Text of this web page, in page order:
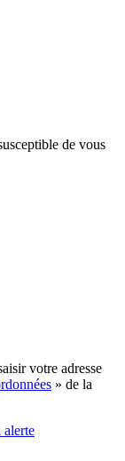
de vous
votre adresse
» de la